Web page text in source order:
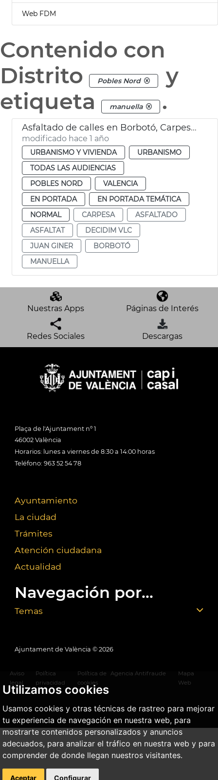
Utilizamos cookies
Usamos cookies y otras técnicas de rastreo para mejorar
tu experiencia de navegación en nuestra web, para
mostrarte contenidos personalizados y anuncios
adecuados, para analizar el tráfico en nuestra web y para
comprender de donde llegan nuestros visitantes.
Aceptar Configurar
Web FDM
Contenido con
Distrito
Pobles Nord
y
etiqueta
manuella .
Asfaltado de calles en Borbotó, Carpesa y Mauella
modificado hace 1 año
URBANISMO Y VIVIENDA
URBANISMO
TODAS LAS AUDIENCIAS
POBLES NORD
VALENCIA
EN PORTADA
EN PORTADA TEMÁTICA
NORMAL
CARPESA
ASFALTADO
ASFALTAT
DECIDIM VLC
JUAN GINER
BORBOTÓ
MANUELLA
Nuestras Apps Páginas de Interés
Redes Sociales Descargas
Plaça de l'Ajuntament nº 1
46002 València
Horarios: lunes a viernes de 8:30 a 14:00 horas
Teléfono: 963 52 54 78
Ayuntamiento
La ciudad
Trámites
Atención ciudadana
Actualidad
Navegación por...
Temas
Ajuntament de València © 2026
Aviso
legal
Política
privacidad
Política de
cookies
Agencia Antifraude
Mapa
Web